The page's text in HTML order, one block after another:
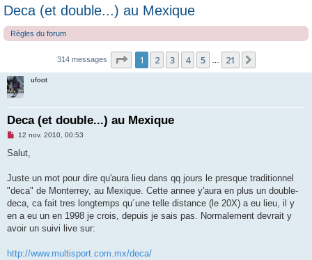
Deca (et double...) au Mexique
Règles du forum
314 messages Page 1sur
1 2 3 4 5 21
ufoot
Deca (et double...) au Mexique
M
s
g
n
o
l
u
12 nov. 2010, 00:53
Salut,
Juste un mot pour dire qu'aura lieu dans qq jours le presque traditionnel
"deca" de Monterrey, au Mexique. Cette annee y'aura en plus un double-
deca, ca fait tres longtemps qu´une telle distance (le 20X) a eu lieu, il y
en a eu un en 1998 je crois, depuis je sais pas. Normalement devrait y
avoir un suivi live sur:
http://www.multisport.com.mx/deca/